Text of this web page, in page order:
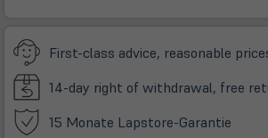
First-class advice, reasonable
14-day right of withdrawal, free
15 Monate Lapstore-Garantie